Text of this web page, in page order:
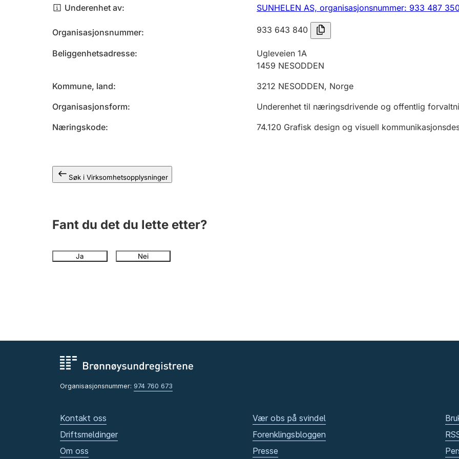
Underenhet av SUNHELEN AS, organisasjonsnummer: 933 487
Organisasjonsnummer 933 643 840
Beliggenhetsadresse
Ugleveien 1A
1459 NESODDEN
Kommune, land
3212 NESODDEN, Norge
Organisasjonsform
Underenhet til næringsdrivende og offentlig
Næringskode
74.120 Grafisk design og visuell
Søk i Virksomhetsopplysninger
Fant du det du lette etter?
Ja Nei
Organisasjonsnummer: 974 760 673
Kontakt oss
Driftsmeldinger
Om oss
Vær obs på svindel
Forenklingsbloggen
Presse